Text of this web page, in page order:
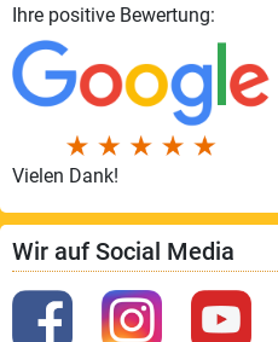
Ihre positive Bewertung:
Vielen Dank!
Wir auf Social Media